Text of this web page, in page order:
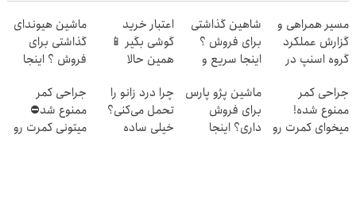
مسیر همراهی و
گزارش عملکرد
گروه اسنپ در
شاهین گذاشتی
برای فروش ؟
اینجا سریع و
اعتبار خرید
گوشی بگیر 📱
همین حالا
بده 🎯
ماشین هیوندای
گذاشتی برای
فروش ؟ اینجا
بفروش
جراحی کمر
ممنوع شده!
میخوای کمرت رو
ماشین پژو پارس
برای فروش
داری؟ اینجا
چرا درد زانو را
تحمل می‌کنی؟
خیلی ساده
جراحی کمر
ممنوع شد⛔
میتونی کمرت رو